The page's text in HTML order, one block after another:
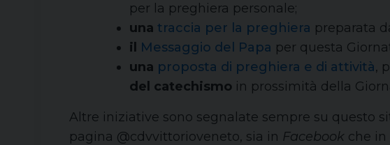
per la preghiera personale;
una traccia per la preghiera preparata
il Messaggio del Papa per questa
una proposta di preghiera e di attività,
del catechismo in prossimità della
Altre iniziative sono segnalate sempre su questo
pagina @cdvvittorioveneto, sia in Facebook che in